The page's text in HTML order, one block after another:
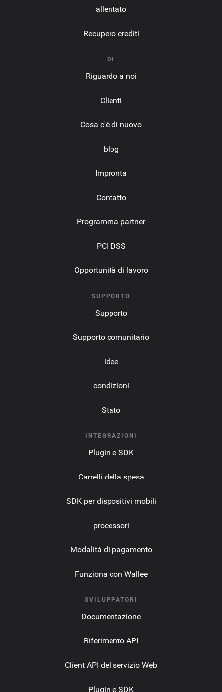
allentato
Recupero crediti
DI
Riguardo a noi
Clienti
Cosa c'è di nuovo
blog
Impronta
Contatto
Programma partner
PCI DSS
Opportunità di lavoro
SUPPORTO
Supporto
Supporto comunitario
idee
condizioni
Stato
INTEGRAZIONI
Plugin e SDK
Carrelli della spesa
SDK per dispositivi mobili
processori
Modalità di pagamento
Funziona con Wallee
SVILUPPATORI
Documentazione
Riferimento API
Client API del servizio Web
Plugin e SDK